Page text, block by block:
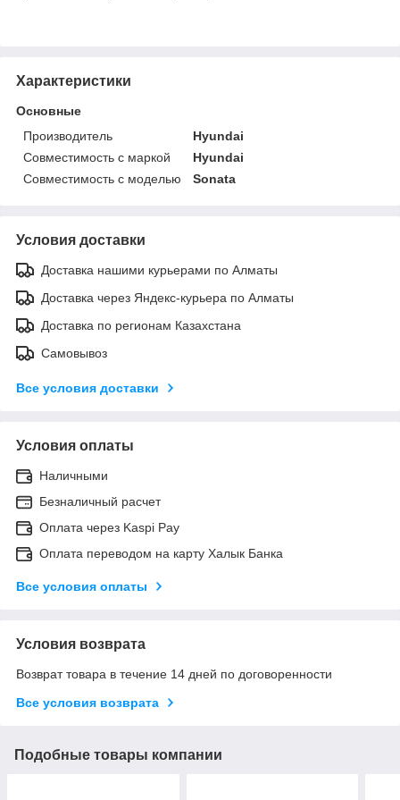
Характеристики
Основные
Производитель
Hyundai
Совместимость с маркой
Hyundai
Совместимость с моделью
Sonata
Условия доставки
Доставка нашими курьерами по Алматы
Доставка через Яндекс-курьера по Алматы
Доставка по регионам Казахстана
Самовывоз
Все условия доставки
Условия оплаты
Наличными
Безналичный расчет
Оплата через Kaspi Pay
Оплата переводом на карту Халык Банка
Все условия оплаты
Условия возврата
Возврат товара в течение 14 дней по договоренности
Все условия возврата
Подобные товары компании